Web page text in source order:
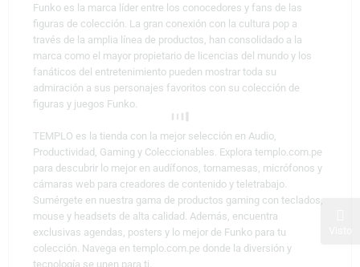
Funko es la marca líder entre los conocedores y fans de las
figuras de colección. La gran conexión con la cultura pop a
través de la amplia línea de productos, han consolidado a la
marca como el mayor propietario de licencias del mundo y los
fanáticos del entretenimiento pueden mostrar toda su
admiración a sus personajes favoritos con su colección de
figuras y juegos Funko.
TEMPLO es la tienda con la mejor selección en Audio,
Productividad, Gaming y Coleccionables. Explora templo.com.pe
para descubrir lo mejor en audífonos, tornamesas, micrófonos y
cámaras web para creadores de contenido y teletrabajo.
Sumérgete en nuestra gama de productos gaming con teclados,
mouse y headsets de alta calidad. Además, encuentra
exclusivas agendas, posters y lo mejor de Funko para tu
colección. Navega en templo.com.pe donde la diversión y
tecnología se unen para ti.